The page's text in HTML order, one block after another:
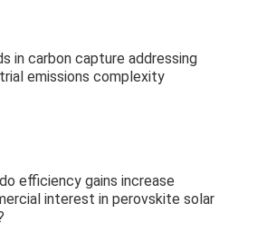
in carbon capture addressing
emissions complexity
efficiency gains increase
interest in perovskite solar